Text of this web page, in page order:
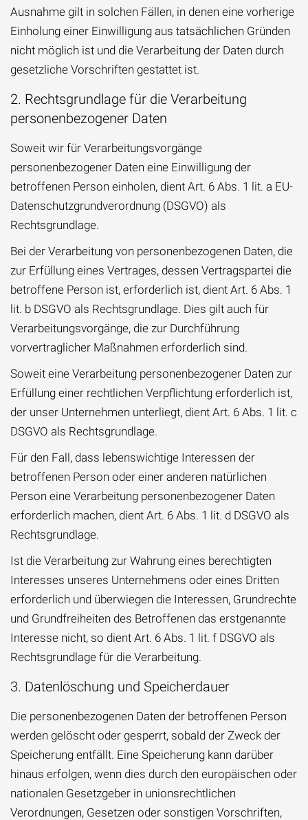
Ausnahme gilt in solchen Fällen, in denen eine vorherige
Einholung einer Einwilligung aus tatsächlichen Gründen
nicht möglich ist und die Verarbeitung der Daten durch
gesetzliche Vorschriften gestattet ist.
2. Rechtsgrundlage für die Verarbeitung
personenbezogener Daten
Soweit wir für Verarbeitungsvorgänge
personenbezogener Daten eine Einwilligung der
betroffenen Person einholen, dient Art. 6 Abs. 1 lit. a EU-
Datenschutzgrundverordnung (DSGVO) als
Rechtsgrundlage.
Bei der Verarbeitung von personenbezogenen Daten, die
zur Erfüllung eines Vertrages, dessen Vertragspartei die
betroffene Person ist, erforderlich ist, dient Art. 6 Abs. 1
lit. b DSGVO als Rechtsgrundlage. Dies gilt auch für
Verarbeitungsvorgänge, die zur Durchführung
vorvertraglicher Maßnahmen erforderlich sind.
Soweit eine Verarbeitung personenbezogener Daten zur
Erfüllung einer rechtlichen Verpflichtung erforderlich ist,
der unser Unternehmen unterliegt, dient Art. 6 Abs. 1 lit. c
DSGVO als Rechtsgrundlage.
Für den Fall, dass lebenswichtige Interessen der
betroffenen Person oder einer anderen natürlichen
Person eine Verarbeitung personenbezogener Daten
erforderlich machen, dient Art. 6 Abs. 1 lit. d DSGVO als
Rechtsgrundlage.
Ist die Verarbeitung zur Wahrung eines berechtigten
Interesses unseres Unternehmens oder eines Dritten
erforderlich und überwiegen die Interessen, Grundrechte
und Grundfreiheiten des Betroffenen das erstgenannte
Interesse nicht, so dient Art. 6 Abs. 1 lit. f DSGVO als
Rechtsgrundlage für die Verarbeitung.
3. Datenlöschung und Speicherdauer
Die personenbezogenen Daten der betroffenen Person
werden gelöscht oder gesperrt, sobald der Zweck der
Speicherung entfällt. Eine Speicherung kann darüber
hinaus erfolgen, wenn dies durch den europäischen oder
nationalen Gesetzgeber in unionsrechtlichen
Verordnungen, Gesetzen oder sonstigen Vorschriften,